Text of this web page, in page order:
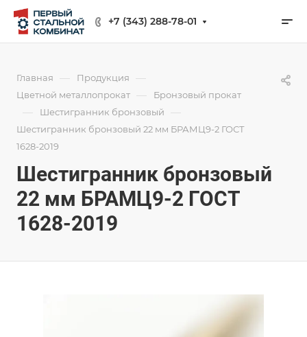
+7 (343) 288-78-01
Главная — Продукция —
Цветной металлопрокат — Бронзовый прокат
— Шестигранник бронзовый —
Шестигранник бронзовый 22 мм БРАМЦ9-2 ГОСТ
1628-2019
Шестигранник бронзовый
22 мм БРАМЦ9-2 ГОСТ
1628-2019